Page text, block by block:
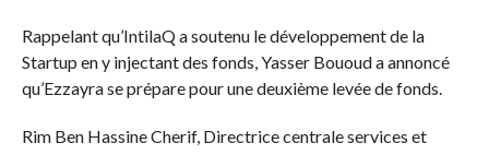
Rappelant qu’IntilaQ a soutenu le développement de la
Startup en y injectant des fonds, Yasser Bououd a annoncé
qu’Ezzayra se prépare pour une deuxième levée de fonds.
Rim Ben Hassine Cherif, Directrice centrale services et